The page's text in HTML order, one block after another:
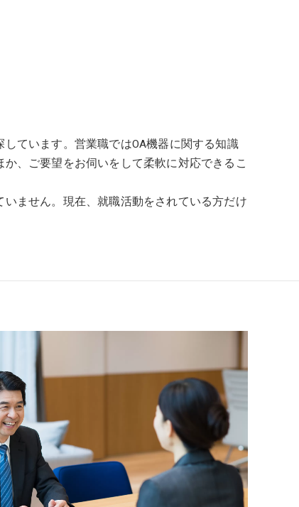
ています。営業職ではOA機器に関する知識
、ご要望をお伺いをして柔軟に対応できるこ
ません。現在、就職活動をされている方だけ